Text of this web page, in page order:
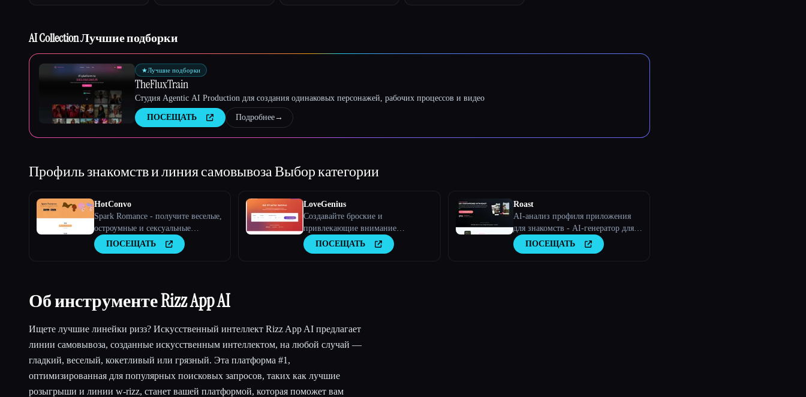
AI Collection Лучшие подборки
★Лучшие подборки
TheFluxTrain
Студия Agentic AI Production для создания одинаковых персонажей, рабочих процессов и видео
ПОСЕЩАТЬ Подробнее→
Профиль знакомств и линия самовывозаВыбор категории
HotConvo
Spark Romance - получите веселые,
остроумные и сексуальные
предложения в чате для ваших
онлайн-знакомств.
ПОСЕЩАТЬ
LoveGenius
Создавайте броские и
привлекающие внимание
биографии знакомств и находите
лучшие совпадения в Tinder,
ПОСЕЩАТЬ
Roast
AI-анализ профиля приложения
для знакомств - AI-генератор для
фотосессии
ПОСЕЩАТЬ
Об инструменте Rizz App AI
Ищете лучшие линейки ризз? Искусственный интеллект Rizz App AI предлагает
линии самовывоза, созданные искусственным интеллектом, на любой случай —
гладкий, веселый, кокетливый или грязный. Эта платформа #1,
оптимизированная для популярных поисковых запросов, таких как лучшие
розыгрыши и линии w-rizz, станет вашей платформой, которая поможет вам